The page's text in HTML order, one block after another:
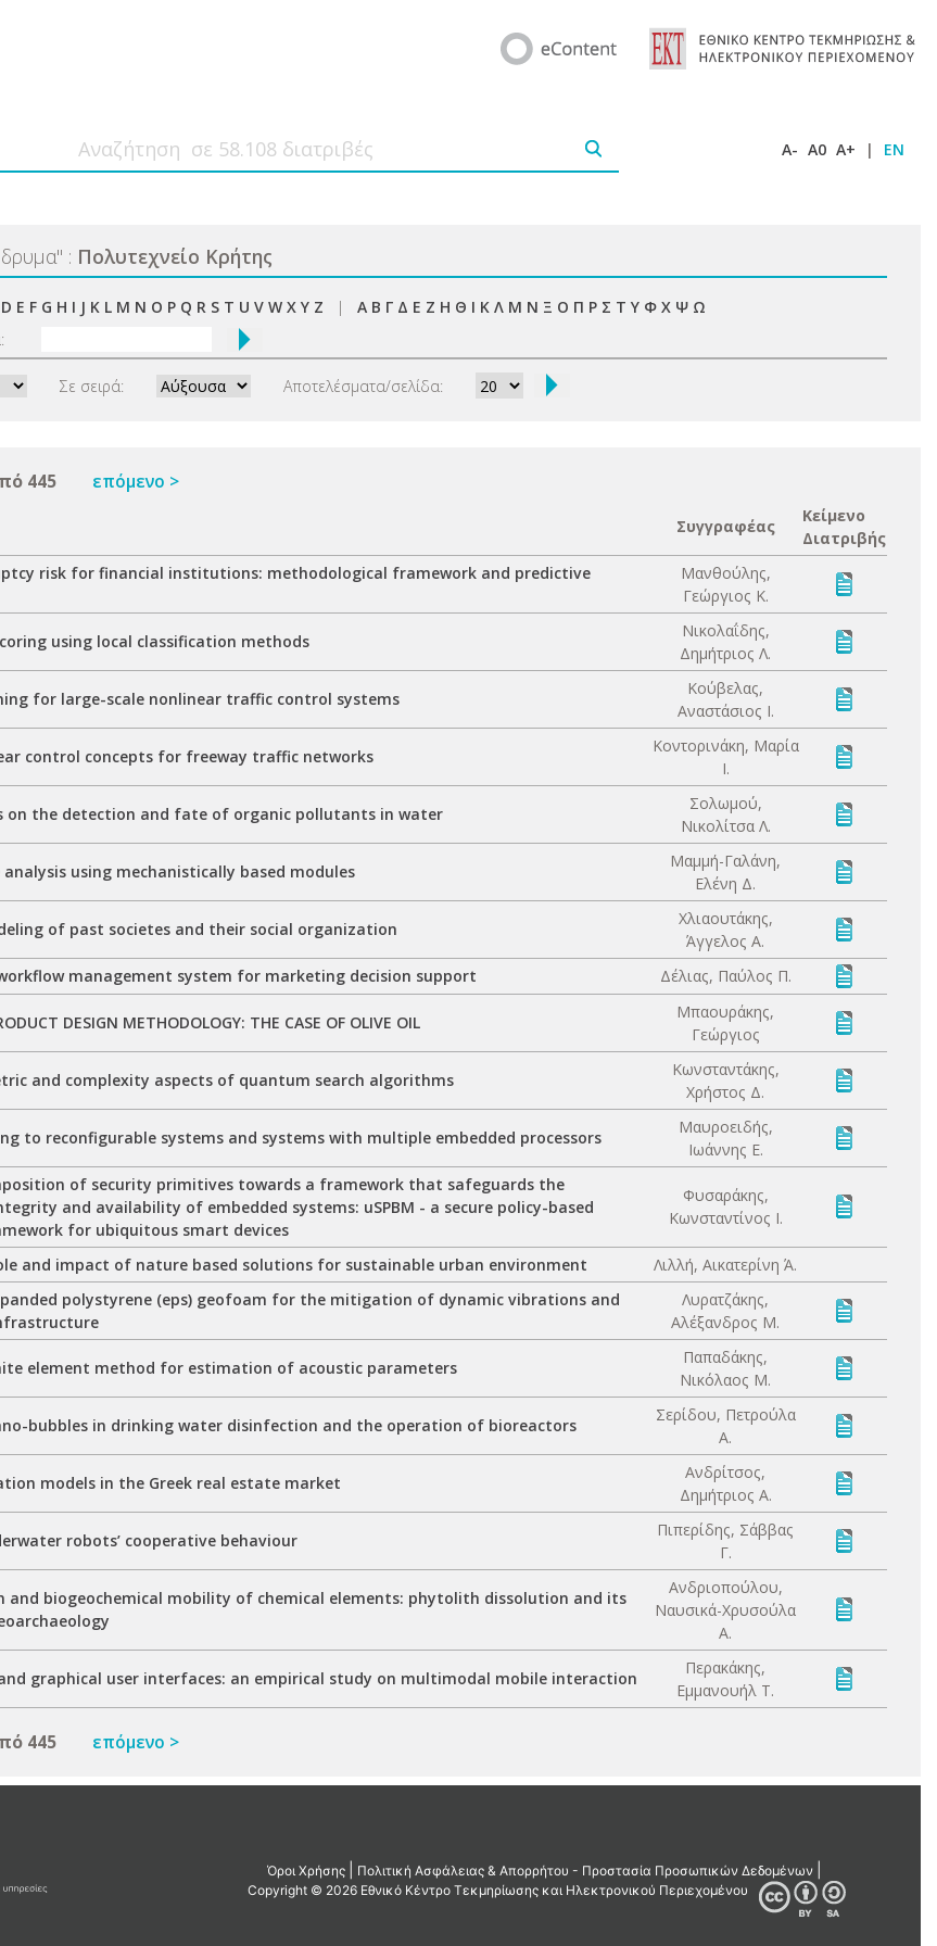
A- A0 A+ | EN
" : Πολυτεχνείο Κρήτης
D E F G H I J K L M N O P Q R S T U V W X Y Z | Α Β Γ Δ Ε Ζ Η Θ Ι Κ Λ Μ Ν Ξ Ο Π Ρ Σ Τ Υ Φ Χ Ψ Ω
Σε σειρά: Αποτελέσματα/σελίδα:
445 επόμενο >
Συγγραφέας
Κείμενο
Διατριβής
risk for financial institutions: methodological framework and predictive
Μανθούλης,
Γεώργιος Κ.
using local classification methods
Νικολαΐδης,
Δημήτριος Λ.
for large-scale nonlinear traffic control systems
Κούβελας,
Αναστάσιος Ι.
control concepts for freeway traffic networks
Κοντορινάκη, Μαρία
Ι.
on the detection and fate of organic pollutants in water
Σολωμού,
Νικολίτσα Λ.
analysis using mechanistically based modules
Μαμμή-Γαλάνη,
Ελένη Δ.
of past societes and their social organization
Χλιαουτάκης,
Άγγελος Α.
management system for marketing decision support Δέλιας, Παύλος Π.
DESIGN METHODOLOGY: THE CASE OF OLIVE OIL
Μπαουράκης,
Γεώργιος
and complexity aspects of quantum search algorithms
Κωνσταντάκης,
Χρήστος Δ.
to reconfigurable systems and systems with multiple embedded processors
Μαυροειδής,
Ιωάννης Ε.
of security primitives towards a framework that safeguards the
and availability of embedded systems: uSPBM - a secure policy-based
for ubiquitous smart devices
Φυσαράκης,
Κωνσταντίνος Ι.
and impact of nature based solutions for sustainable urban environment Λιλλή, Αικατερίνη Ά.
polystyrene (eps) geofoam for the mitigation of dynamic vibrations and
Λυρατζάκης,
Αλέξανδρος Μ.
element method for estimation of acoustic parameters
Παπαδάκης,
Νικόλαος Μ.
bubbles in drinking water disinfection and the operation of bioreactors
Σερίδου, Πετρούλα
Α.
models in the Greek real estate market
Ανδρίτσος,
Δημήτριος Α.
robots’ cooperative behaviour
Πιπερίδης, Σάββας
Γ.
and biogeochemical mobility of chemical elements: phytolith dissolution and its
Ανδριοπούλου,
Ναυσικά-Χρυσούλα
Α.
graphical user interfaces: an empirical study on multimodal mobile interaction
Περακάκης,
Εμμανουήλ Τ.
445 επόμενο >